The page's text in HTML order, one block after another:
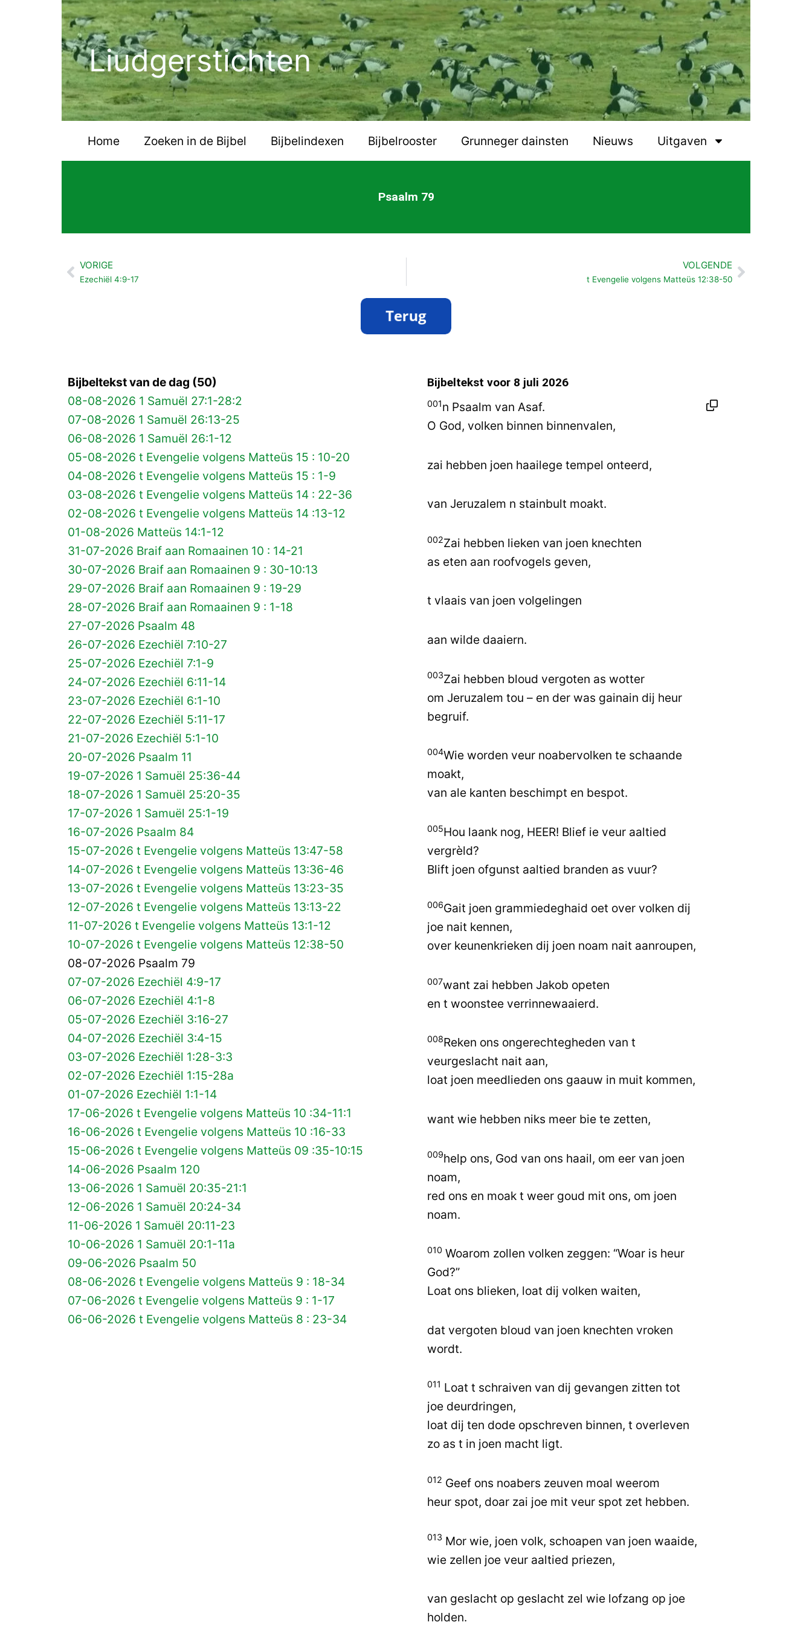
Liudgerstichten
Home Zoeken in de Bijbel Bijbelindexen Bijbelrooster Grunneger dainsten Nieuws Uitgaven
Psaalm 79
Vorige
VORIGE
Ezechiël 4:9-17
VOLGENDE
t Evengelie volgens Matteüs 12:38-50Volgende
Bijbeltekst van de dag (50)
08-08-2026 1 Samuël 27:1-28:2
07-08-2026 1 Samuël 26:13-25
06-08-2026 1 Samuël 26:1-12
05-08-2026 t Evengelie volgens Matteüs 15 : 10-20
04-08-2026 t Evengelie volgens Matteüs 15 : 1-9
03-08-2026 t Evengelie volgens Matteüs 14 : 22-36
02-08-2026 t Evengelie volgens Matteüs 14 :13-12
01-08-2026 Matteüs 14:1-12
31-07-2026 Braif aan Romaainen 10 : 14-21
30-07-2026 Braif aan Romaainen 9 : 30-10:13
29-07-2026 Braif aan Romaainen 9 : 19-29
28-07-2026 Braif aan Romaainen 9 : 1-18
27-07-2026 Psaalm 48
26-07-2026 Ezechiël 7:10-27
25-07-2026 Ezechiël 7:1-9
24-07-2026 Ezechiël 6:11-14
23-07-2026 Ezechiël 6:1-10
22-07-2026 Ezechiël 5:11-17
21-07-2026 Ezechiël 5:1-10
20-07-2026 Psaalm 11
19-07-2026 1 Samuël 25:36-44
18-07-2026 1 Samuël 25:20-35
17-07-2026 1 Samuël 25:1-19
16-07-2026 Psaalm 84
15-07-2026 t Evengelie volgens Matteüs 13:47-58
14-07-2026 t Evengelie volgens Matteüs 13:36-46
13-07-2026 t Evengelie volgens Matteüs 13:23-35
12-07-2026 t Evengelie volgens Matteüs 13:13-22
11-07-2026 t Evengelie volgens Matteüs 13:1-12
10-07-2026 t Evengelie volgens Matteüs 12:38-50
08-07-2026 Psaalm 79
07-07-2026 Ezechiël 4:9-17
06-07-2026 Ezechiël 4:1-8
05-07-2026 Ezechiël 3:16-27
04-07-2026 Ezechiël 3:4-15
03-07-2026 Ezechiël 1:28-3:3
02-07-2026 Ezechiël 1:15-28a
01-07-2026 Ezechiël 1:1-14
17-06-2026 t Evengelie volgens Matteüs 10 :34-11:1
16-06-2026 t Evengelie volgens Matteüs 10 :16-33
15-06-2026 t Evengelie volgens Matteüs 09 :35-10:15
14-06-2026 Psaalm 120
13-06-2026 1 Samuël 20:35-21:1
12-06-2026 1 Samuël 20:24-34
11-06-2026 1 Samuël 20:11-23
10-06-2026 1 Samuël 20:1-11a
09-06-2026 Psaalm 50
08-06-2026 t Evengelie volgens Matteüs 9 : 18-34
07-06-2026 t Evengelie volgens Matteüs 9 : 1-17
06-06-2026 t Evengelie volgens Matteüs 8 : 23-34
Bijbeltekst voor 8 juli 2026
001n Psaalm van Asaf.
O God, volken binnen binnenvalen,
zai hebben joen haailege tempel onteerd,
van Jeruzalem n stainbult moakt.
002Zai hebben lieken van joen knechten
as eten aan roofvogels geven,
t vlaais van joen volgelingen
aan wilde daaiern.
003Zai hebben bloud vergoten as wotter
om Jeruzalem tou – en der was gainain dij heur
begruif.
004Wie worden veur noabervolken te schaande
moakt,
van ale kanten beschimpt en bespot.
005Hou laank nog, HEER! Blief ie veur aaltied
vergrèld?
Blift joen ofgunst aaltied branden as vuur?
006Gait joen grammiedeghaid oet over volken dij
joe nait kennen,
over keunenkrieken dij joen noam nait aanroupen,
007want zai hebben Jakob opeten
en t woonstee verrinnewaaierd.
008Reken ons ongerechtegheden van t
veurgeslacht nait aan,
loat joen meedlieden ons gaauw in muit kommen,
want wie hebben niks meer bie te zetten,
009help ons, God van ons haail, om eer van joen
noam,
red ons en moak t weer goud mit ons, om joen
noam.
010 Woarom zollen volken zeggen: “Woar is heur
God?”
Loat ons blieken, loat dij volken waiten,
dat vergoten bloud van joen knechten vroken
wordt.
011 Loat t schraiven van dij gevangen zitten tot
joe deurdringen,
loat dij ten dode opschreven binnen, t overleven
zo as t in joen macht ligt.
012 Geef ons noabers zeuven moal weerom
heur spot, doar zai joe mit veur spot zet hebben.
013 Mor wie, joen volk, schoapen van joen waaide,
wie zellen joe veur aaltied priezen,
van geslacht op geslacht zel wie lofzang op joe
holden.